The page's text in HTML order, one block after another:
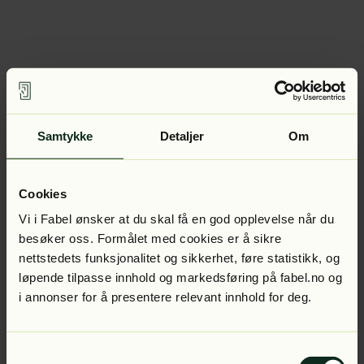
Samtykke Detaljer Om
Cookies
Vi i Fabel ønsker at du skal få en god opplevelse når du
besøker oss. Formålet med cookies er å sikre
nettstedets funksjonalitet og sikkerhet, føre statistikk, og
løpende tilpasse innhold og markedsføring på fabel.no og
i annonser for å presentere relevant innhold for deg.